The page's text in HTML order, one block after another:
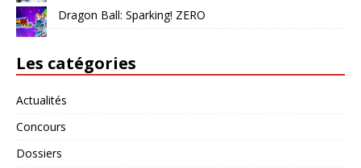
Dragon Ball: Sparking! ZERO
Les catégories
Actualités
Concours
Dossiers